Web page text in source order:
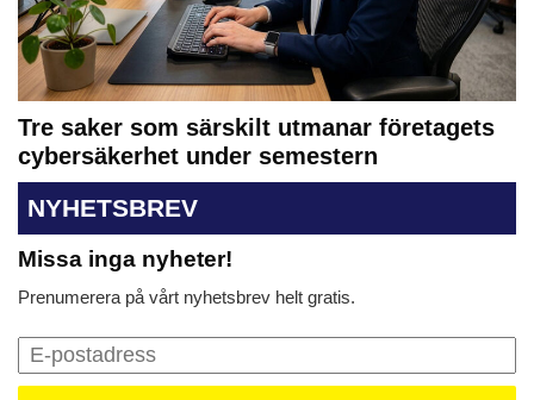
Tre saker som särskilt utmanar företagets
cybersäkerhet under semestern
NYHETSBREV
Missa inga nyheter!
Prenumerera på vårt nyhetsbrev helt gratis.